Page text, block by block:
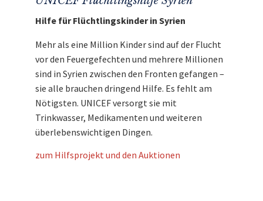
Hilfe für Flüchtlingskinder in Syrien
Mehr als eine Million Kinder sind auf der Flucht
vor den Feuergefechten und mehrere Millionen
sind in Syrien zwischen den Fronten gefangen –
sie alle brauchen dringend Hilfe. Es fehlt am
Nötigsten. UNICEF versorgt sie mit
Trinkwasser, Medikamenten und weiteren
überlebenswichtigen Dingen.
zum Hilfsprojekt und den Auktionen